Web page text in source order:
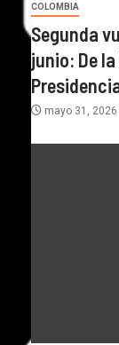
COLOMBIA
Segunda
junio: De
mayo 31, 2026